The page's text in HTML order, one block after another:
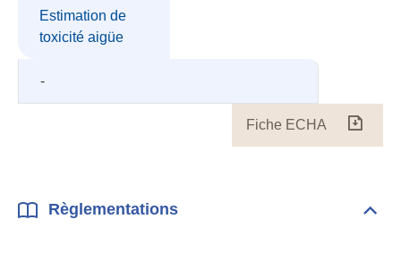
Estimation de
toxicité aigüe
-
Fiche ECHA
Règlementations